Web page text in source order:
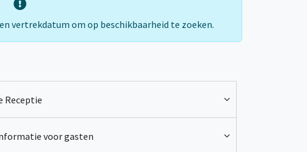
vertrekdatum om op beschikbaarheid te zoeken.
Receptie
voor gasten